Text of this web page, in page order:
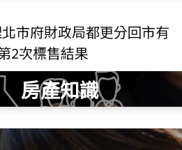
07 月 成交
中山區長春路
總價
07月 成交
十美
投區光明路
總價
1,020萬
市府財政局都更分回市有
2次標售結果
房產知識